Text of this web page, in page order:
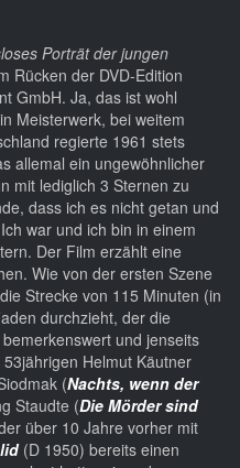
Porträt der jungen
Rücken der DVD-Edition
GmbH. Ja, das ist wohl
Meisterwerk, bei weitem
regierte 1961 stets
allemal ein ungewöhnlicher
mit lediglich 3 Sternen zu
dass ich es nicht getan und
war und ich bin in einem
Der Film erzählt eine
Wie von der ersten Szene
Strecke von 115 Minuten (in
durchzieht, der die
und jenseits
Helmut Käutner
(Nachts, wenn der
Staudte (Die Mörder sind
über 10 Jahre vorher mit
(D 1950) bereits einen